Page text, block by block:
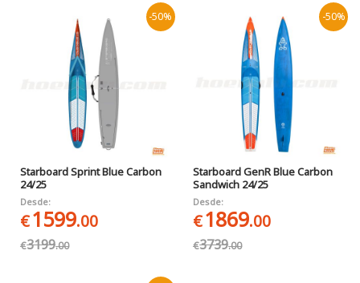
-50%
Starboard Sprint Blue Carbon
24/25
Desde:
€1599.00
€3199.00
-50%
Starboard GenR Blue Carbon
Sandwich 24/25
Desde:
€1869.00
€3739.00